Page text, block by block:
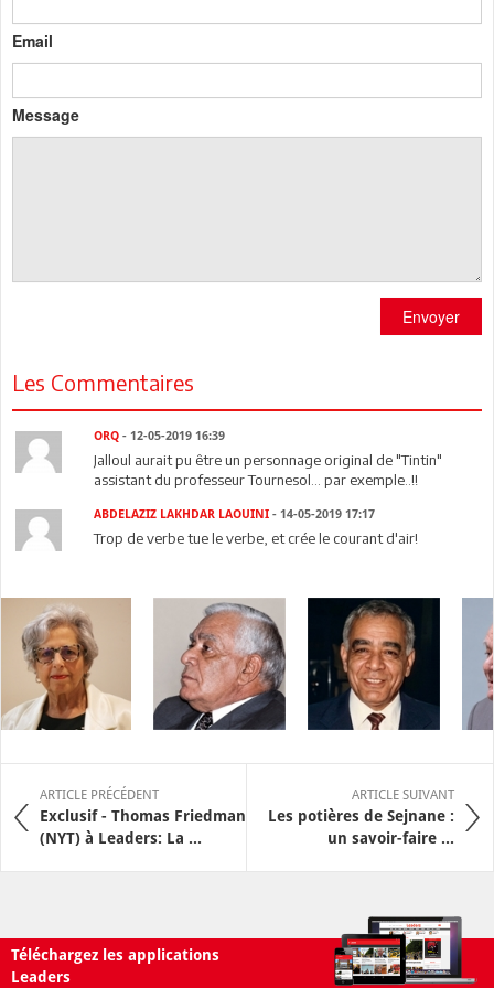
Email
Message
Envoyer
Les Commentaires
ORQ - 12-05-2019 16:39
Jalloul aurait pu être un personnage original de "Tintin"
assistant du professeur Tournesol... par exemple..!!
ABDELAZIZ LAKHDAR LAOUINI - 14-05-2019 17:17
Trop de verbe tue le verbe, et crée le courant d'air!
ARTICLE PRÉCÉDENT
Exclusif - Thomas Friedman
(NYT) à Leaders: La ...
ARTICLE SUIVANT
Les potières de Sejnane :
un savoir-faire ...
Téléchargez les applications
Leaders